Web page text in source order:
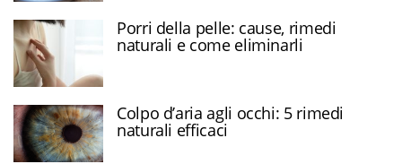
Porri della pelle: cause, rimedi
naturali e come eliminarli
Colpo d’aria agli occhi: 5 rimedi
naturali efficaci